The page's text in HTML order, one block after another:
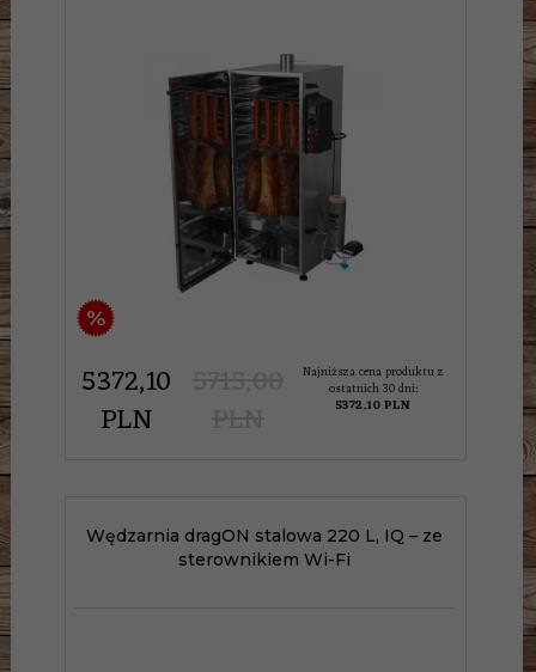
%
5372,10
PLN
Najniższa cena produktu z
ostatnich 30 dni:
5372.10 PLN
Wędzarnia dragON stalowa 220 L, IQ – ze
sterownikiem Wi-Fi